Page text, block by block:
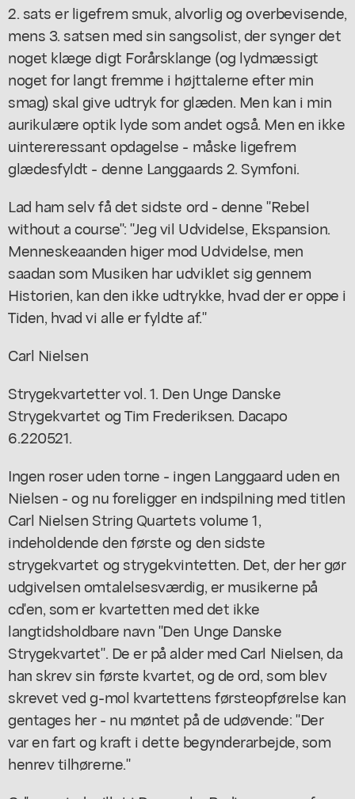
2. sats er ligefrem smuk, alvorlig og overbevisende,
mens 3. satsen med sin sangsolist, der synger det
noget klæge digt Forårsklange (og lydmæssigt
noget for langt fremme i højttalerne efter min
smag) skal give udtryk for glæden. Men kan i min
aurikulære optik lyde som andet også. Men en ikke
uintereressant opdagelse - måske ligefrem
glædesfyldt - denne Langgaards 2. Symfoni.
Lad ham selv få det sidste ord - denne "Rebel
without a course": "Jeg vil Udvidelse, Ekspansion.
Menneskeaanden higer mod Udvidelse, men
saadan som Musiken har udviklet sig gennem
Historien, kan den ikke udtrykke, hvad der er oppe i
Tiden, hvad vi alle er fyldte af."
Carl Nielsen
Strygekvartetter vol. 1. Den Unge Danske
Strygekvartet og Tim Frederiksen. Dacapo
6.220521.
Ingen roser uden torne - ingen Langgaard uden en
Nielsen - og nu foreligger en indspilning med titlen
Carl Nielsen String Quartets volume 1,
indeholdende den første og den sidste
strygekvartet og strygekvintetten. Det, der her gør
udgivelsen omtalelsesværdig, er musikerne på
cd'en, som er kvartetten med det ikke
langtidsholdbare navn "Den Unge Danske
Strygekvartet". De er på alder med Carl Nielsen, da
han skrev sin første kvartet, og de ord, som blev
skrevet ved g-mol kvartettens førsteopførelse kan
gentages her - nu møntet på de udøvende: "Der
var en fart og kraft i dette begynderarbejde, som
henrev tilhørerne."